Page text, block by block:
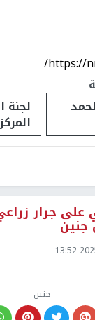
https://
لجنة
على جرار